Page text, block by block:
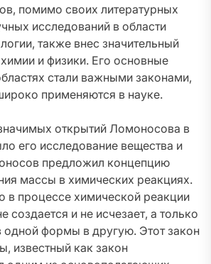
помимо своих литературных
исследований в области
также внес значительный
и физики. Его основные
стали важными законами,
применяются в науке.
открытий Ломоносова в
его исследование вещества и
предложил концепцию
массы в химических реакциях.
в процессе химической реакции
создается и не исчезает, а только
одной формы в другую. Этот закон
известный как закон